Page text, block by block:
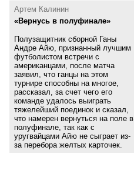
Артем Калинин
«Вернусь в полуфинале»
Полузащитник сборной Ганы
Андре Айю, признанный лучшим
футболистом встречи с
американцами, после матча
заявил, что ганцы на этом
турнире способны на многое,
рассказал, за счет чего его
команде удалось выиграть
тяжелейший поединок и сказал,
что намерен вернуться на поле в
полуфинале, так как с
уругвайцами Айю не сыграет из-
за перебора желтых карточек.